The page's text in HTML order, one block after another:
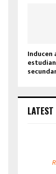
Inducen